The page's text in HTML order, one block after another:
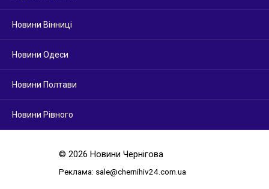
Новини Вінниці
Новини Одеси
Новини Полтави
Новини Рівного
© 2026 Новини Чернігова
Реклама: sale@chernihiv24.com.ua